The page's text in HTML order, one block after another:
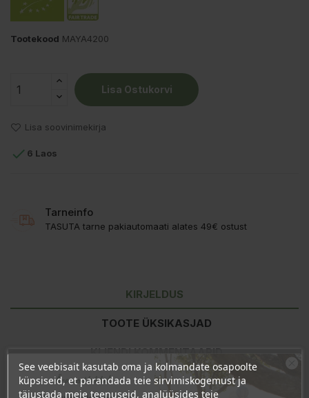
Tootekood MAYA4200
Lisa Ostukorvi
Lisa soovinimekirja
 6 Laos
Tarneinfo
TASUTA tarne pakiautomaati alates 49€ ostust
KIRJELDUS
TOOTE ÜKSIKASJAD
KLIENDI KOMMENTAARID
See veebisait kasutab oma ja kolmandate osapoolte
küpsiseid, et parandada teie sirvimiskogemust ja
täiustada meie teenuseid, analüüsides teie
Ära veel lahku!